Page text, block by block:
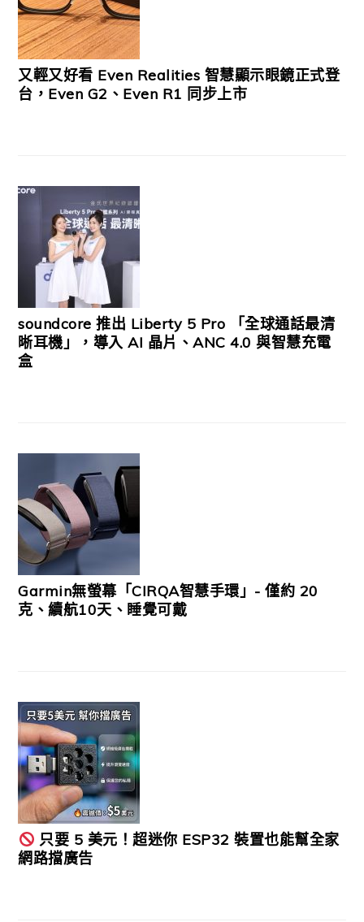
又輕又好看 Even Realities 智慧顯示眼鏡正式登
台，Even G2、Even R1 同步上市
soundcore 推出 Liberty 5 Pro 「全球通話最清
晰耳機」，導入 AI 晶片、ANC 4.0 與智慧充電
盒
Garmin無螢幕「CIRQA智慧手環」- 僅約 20
克、續航10天、睡覺可戴
只要 5 美元！超迷你 ESP32 裝置也能幫全家
網路擋廣告